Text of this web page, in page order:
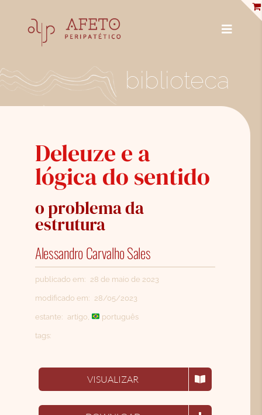
content
Toggle
ENCICLOPÉDIA
PROFISSIONAIS
BIBLIOTECA
LOJA
CONTATO
PORTUGUÊS
biblioteca
Deleuze e a
lógica do sentido
o problema da
estrutura
Alessandro Carvalho Sales
publicado em: 28 de maio de 2023
modificado em: 28/05/2023
estante: artigo português
tags:
VISUALIZAR